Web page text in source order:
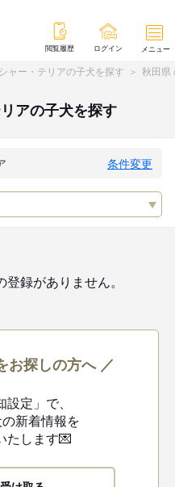
閲覧履歴 ログイン メニュー
ャー・テリアの子犬を探す 秋田県
アの子犬を探す
条件変更
録がありません。
お探しの方へ ／
設定」で、
新着情報を
たします💌